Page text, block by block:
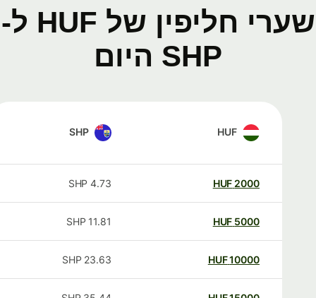
שערי חליפין של HUF ל-
SHP היום
HUF
SHP
2000
HUF
4.73
SHP
5000
HUF
11.81
SHP
10000
HUF
23.63
SHP